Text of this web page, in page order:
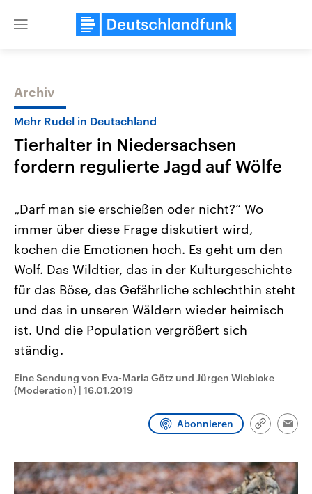
Close
Themen
Landtagswahl Sachsen-Anhalt
2026
Alle Informationen
Sachsen-Anhalt wählt am 6.
September 2026 einen neuen
Landtag. Seit 2021 wird das
Bundesland von einer Koalition aus
Umfragen, Prognosen,
Wahlprogramme, aktuelle Berichte
und Hintergründe zu den Parteien
Wahl.
USA
Aktuelle Beiträge,
Hintergründe
Wirtschaftlich und
gehören die Vereinigten
den mächtigsten Ländern
mit großem Einfluss auf
Sendungen
Audio-Archiv
Archiv
Mehr Rudel in Deutschland
Tierhalter in Niedersachsen
fordern regulierte Jagd auf Wölfe
„Darf man sie erschießen oder nicht?“ Wo
immer über diese Frage diskutiert wird,
kochen die Emotionen hoch. Es geht um den
Wolf. Das Wildtier, das in der Kulturgeschichte
für das Böse, das Gefährliche schlechthin steht
und das in unseren Wäldern wieder heimisch
ist. Und die Population vergrößert sich
ständig.
Eine Sendung von Eva-Maria Götz und Jürgen Wiebicke
(Moderation) | 16.01.2019
Abonnieren
Link